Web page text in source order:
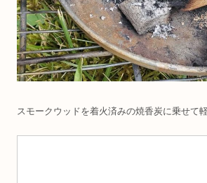
スモークウッドを着火済みの焼香炭に乗せて